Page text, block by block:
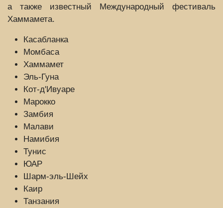
а также известный Международный фестиваль
Хаммамета.
Касабланка
Момбаса
Хаммамет
Эль-Гуна
Кот-д'Ивуаре
Марокко
Замбия
Малави
Намибия
Тунис
ЮАР
Шарм-эль-Шейх
Каир
Танзания